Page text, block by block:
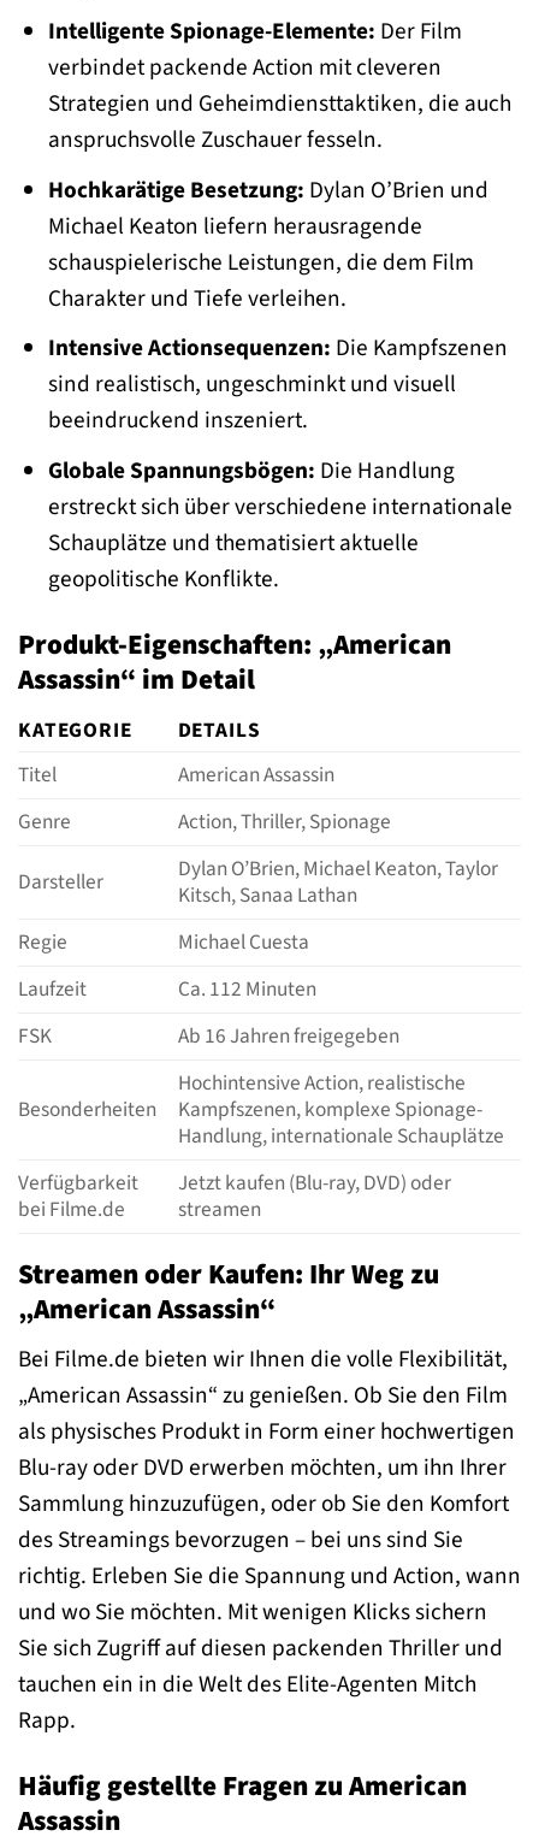
Intelligente Spionage-Elemente: Der Film
verbindet packende Action mit cleveren
Strategien und Geheimdiensttaktiken, die auch
anspruchsvolle Zuschauer fesseln.
Hochkarätige Besetzung: Dylan O’Brien und
Michael Keaton liefern herausragende
schauspielerische Leistungen, die dem Film
Charakter und Tiefe verleihen.
Intensive Actionsequenzen: Die Kampfszenen
sind realistisch, ungeschminkt und visuell
beeindruckend inszeniert.
Globale Spannungsbögen: Die Handlung
erstreckt sich über verschiedene internationale
Schauplätze und thematisiert aktuelle
geopolitische Konflikte.
Produkt-Eigenschaften: „American
Assassin“ im Detail
KATEGORIE
DETAILS
Titel
American Assassin
Genre
Action, Thriller, Spionage
Darsteller
Dylan O’Brien, Michael Keaton, Taylor
Kitsch, Sanaa Lathan
Regie
Michael Cuesta
Laufzeit
Ca. 112 Minuten
FSK
Ab 16 Jahren freigegeben
Besonderheiten
Hochintensive Action, realistische
Kampfszenen, komplexe Spionage-
Handlung, internationale Schauplätze
Verfügbarkeit
bei Filme.de
Jetzt kaufen (Blu-ray, DVD) oder
streamen
Streamen oder Kaufen: Ihr Weg zu
„American Assassin“
Bei Filme.de bieten wir Ihnen die volle Flexibilität,
„American Assassin“ zu genießen. Ob Sie den Film
als physisches Produkt in Form einer hochwertigen
Blu-ray oder DVD erwerben möchten, um ihn Ihrer
Sammlung hinzuzufügen, oder ob Sie den Komfort
des Streamings bevorzugen – bei uns sind Sie
richtig. Erleben Sie die Spannung und Action, wann
und wo Sie möchten. Mit wenigen Klicks sichern
Sie sich Zugriff auf diesen packenden Thriller und
tauchen ein in die Welt des Elite-Agenten Mitch
Rapp.
Häufig gestellte Fragen zu American
Assassin